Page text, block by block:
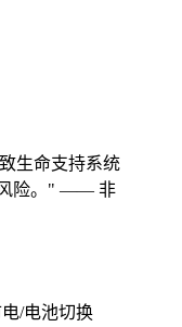
生命支持系统
风险。" —— 非
/电池切换